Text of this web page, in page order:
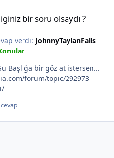
bir soru olsaydı ?
verdi: JohnnyTaylanFalls
forum/topic/292973-